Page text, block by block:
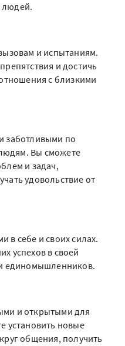
людей.
и испытаниям.
и достичь
с близкими
заботливыми по
Вы сможете
и задач,
удовольствие от
в себе и своих силах.
успехов в своей
единомышленников.
и открытыми для
установить новые
общения, получить